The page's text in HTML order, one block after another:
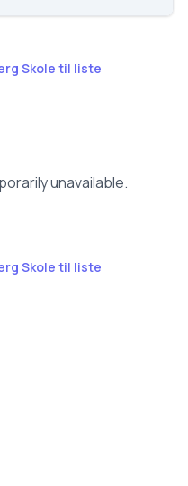
Skole til liste
unavailable.
Skole til liste